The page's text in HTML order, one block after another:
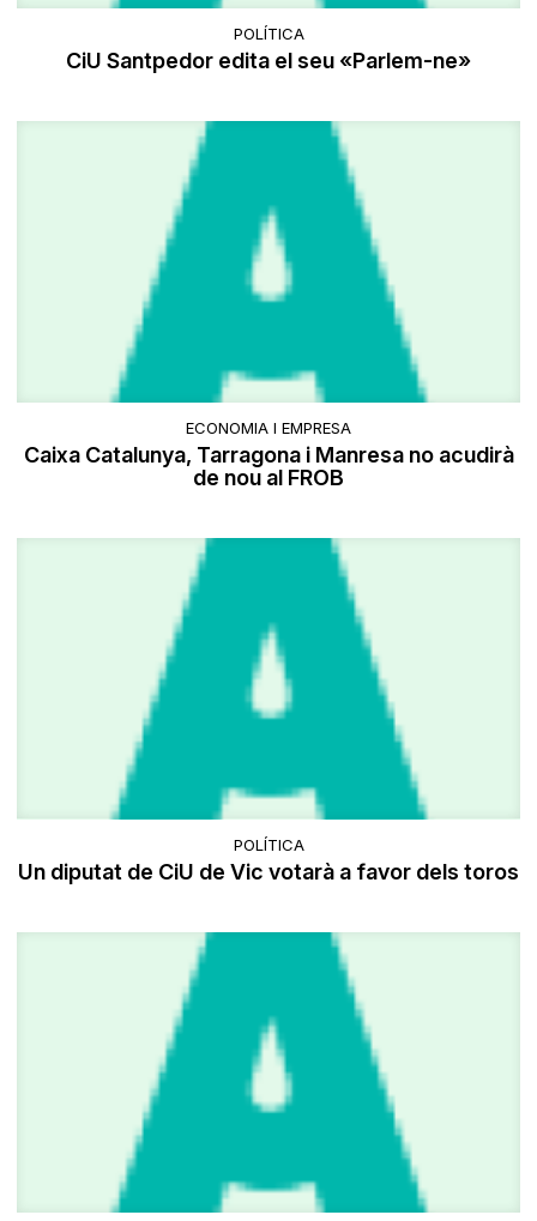
POLÍTICA
CiU Santpedor edita el seu «Parlem-ne»
ECONOMIA I EMPRESA
Caixa Catalunya, Tarragona i Manresa no acudirà
de nou al FROB
POLÍTICA
Un diputat de CiU de Vic votarà a favor dels toros